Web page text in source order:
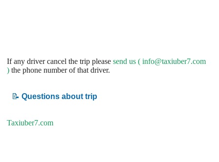
If any driver cancel the trip please send us ( info@taxiuber7.com
) the phone number of that driver.
📝 Questions about trip
Taxiuber7.com